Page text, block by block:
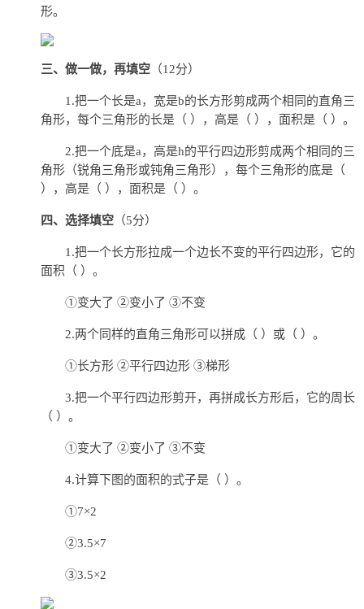
形。
三、做一做，再填空 （12分）
1.把一个长是a，宽是b的长方形剪成两个相同的直角三
角形，每个三角形的长是（ ），高是（ ），面积是（ ）。
2.把一个底是a，高是h的平行四边形剪成两个相同的三
角形（锐角三角形或钝角三角形），每个三角形的底是（
），高是（ ），面积是（ ）。
四、选择填空 （5分）
1.把一个长方形拉成一个边长不变的平行四边形，它的
面积（ ）。
①变大了 ②变小了 ③不变
2.两个同样的直角三角形可以拼成（ ）或（ ）。
①长方形 ②平行四边形 ③梯形
3.把一个平行四边形剪开，再拼成长方形后，它的周长
（ ）。
①变大了 ②变小了 ③不变
4.计算下图的面积的式子是（ ）。
①7×2
②3.5×7
③3.5×2